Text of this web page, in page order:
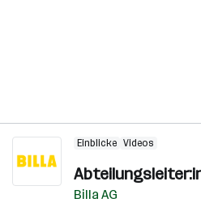
Einblicke Videos
Billa AG